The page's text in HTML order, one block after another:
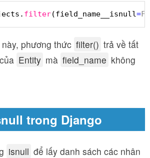
filter(field_name__isnull=
phương thức filter() trả về tất
Entity mà field_name không
trong Django
isnull để lấy danh sách các nhân